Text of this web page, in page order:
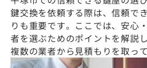
鍵交換を依頼する際は、信頼で
りも重要です。ここでは、安心
者を選ぶためのポイントを解説し
複数の業者から見積もりを取っ